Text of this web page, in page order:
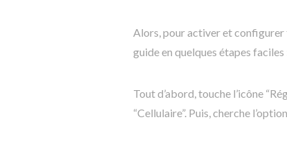
Alors, pour activer et configurer
guide en quelques étapes faciles
Tout d’abord, touche l’icône
“Cellulaire”. Puis, cherche